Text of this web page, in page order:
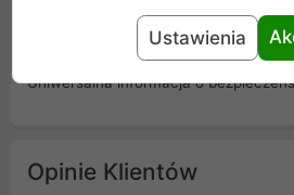
Osoba odpowiedzialna i
Uniwersalna informacja o
Opinie Klientów
Ustawienia